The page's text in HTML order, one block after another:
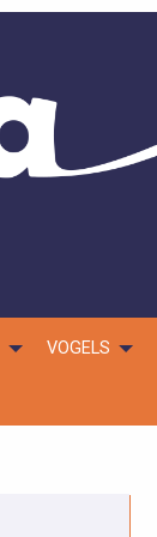
VOGELS